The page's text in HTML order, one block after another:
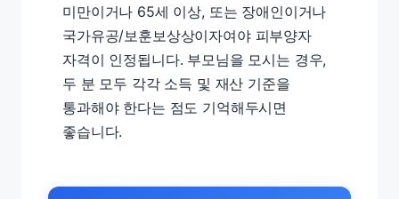
미만이거나 65세 이상, 또는 장애인이거나
국가유공/보훈보상상이자여야 피부양자
자격이 인정됩니다. 부모님을 모시는 경우,
두 분 모두 각각 소득 및 재산 기준을
통과해야 한다는 점도 기억해두시면
좋습니다.